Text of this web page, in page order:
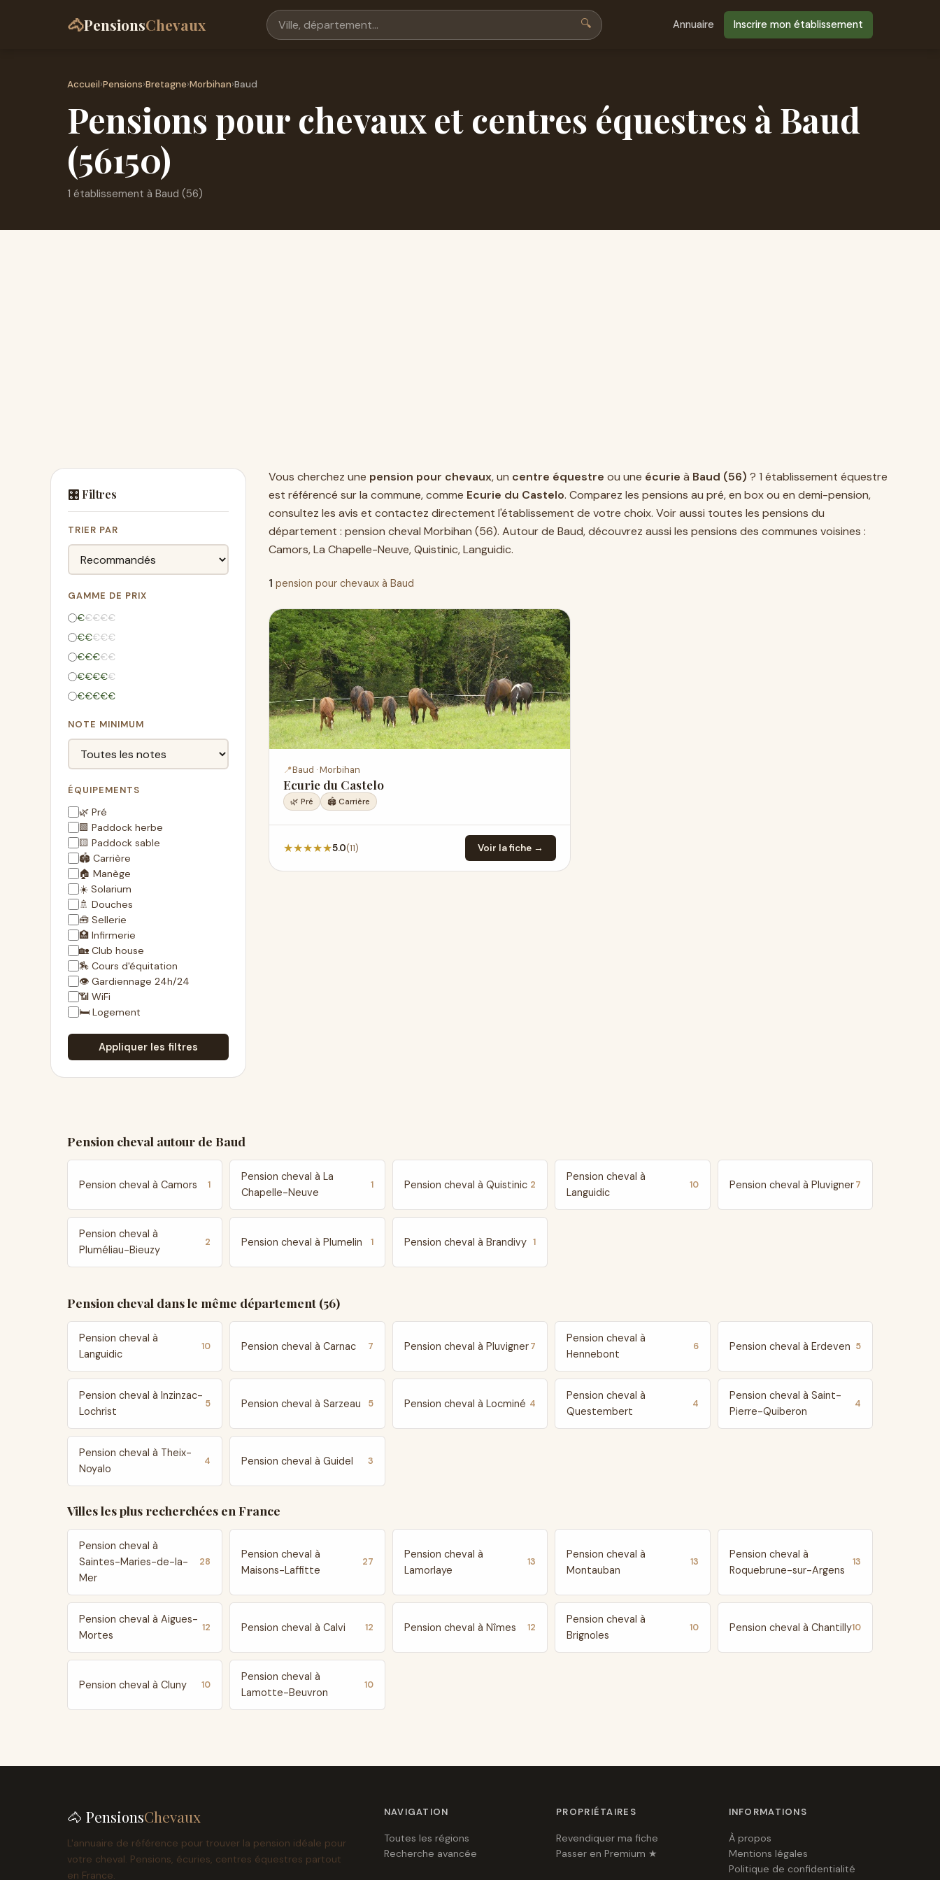
🐴PensionsChevaux 🔍 Annuaire Inscrire mon établissement
Accueil›Pensions›Bretagne›Morbihan›Baud
Pensions pour chevaux et centres équestres à Baud
(56150)
1 établissement à Baud (56)
🎛️ Filtres
TRIER PAR
GAMME DE PRIX
€€€€€
€€€€€
€€€€€
€€€€€
€€€€€
NOTE MINIMUM
ÉQUIPEMENTS
🌿 Pré
🟩 Paddock herbe
🟨 Paddock sable
🏟️ Carrière
🏠 Manège
☀️ Solarium
🚿 Douches
🧰 Sellerie
🏥 Infirmerie
🏡 Club house
🏇 Cours d'équitation
👁 Gardiennage 24h/24
📶 WiFi
🛏 Logement
Appliquer les filtres
Vous cherchez une pension pour chevaux, un centre équestre ou une écurie à Baud (56) ? 1 établissement équestre
est référencé sur la commune, comme Ecurie du Castelo. Comparez les pensions au pré, en box ou en demi-pension,
consultez les avis et contactez directement l'établissement de votre choix. Voir aussi toutes les pensions du
département : pension cheval Morbihan (56). Autour de Baud, découvrez aussi les pensions des communes voisines :
Camors,La Chapelle-Neuve,Quistinic,Languidic.
1 pension pour chevaux à Baud
📍Baud · Morbihan
Ecurie du Castelo
🌿 Pré 🏟️ Carrière
★★★★★5.0(11) Voir la fiche →
Pension cheval autour de Baud
Pension cheval à Camors 1
Pension cheval à La
Chapelle-Neuve
1 Pension cheval à Quistinic 2
Pension cheval à
Languidic
10 Pension cheval à Pluvigner 7
Pension cheval à
Pluméliau-Bieuzy
2 Pension cheval à Plumelin 1 Pension cheval à Brandivy 1
Pension cheval dans le même département (56)
Pension cheval à
Languidic
10 Pension cheval à Carnac 7 Pension cheval à Pluvigner 7
Pension cheval à
Hennebont
6 Pension cheval à Erdeven 5
Pension cheval à Inzinzac-
Lochrist
5 Pension cheval à Sarzeau 5 Pension cheval à Locminé 4
Pension cheval à
Questembert
4
Pension cheval à Saint-
Pierre-Quiberon
4
Pension cheval à Theix-
Noyalo
4 Pension cheval à Guidel 3
Villes les plus recherchées en France
Pension cheval à
Saintes-Maries-de-la-
Mer
28
Pension cheval à
Maisons-Laffitte
27
Pension cheval à
Lamorlaye
13
Pension cheval à
Montauban
13
Pension cheval à
Roquebrune-sur-Argens
13
Pension cheval à Aigues-
Mortes
12 Pension cheval à Calvi 12 Pension cheval à Nîmes 12
Pension cheval à
Brignoles
10 Pension cheval à Chantilly10
Pension cheval à Cluny 10
Pension cheval à
Lamotte-Beuvron
10
🐴 PensionsChevaux
L'annuaire de référence pour trouver la pension idéale pour
votre cheval. Pensions, écuries, centres équestres partout
en France.
NAVIGATION
Toutes les régions
Recherche avancée
PROPRIÉTAIRES
Revendiquer ma fiche
Passer en Premium ★
INFORMATIONS
À propos
Mentions légales
Politique de confidentialité